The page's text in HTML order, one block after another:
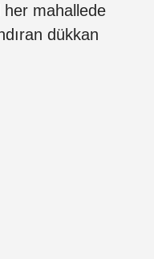
mahallede
dükkan